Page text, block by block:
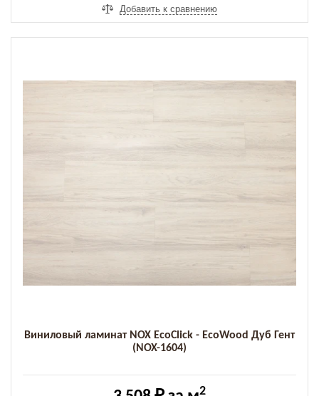
Добавить к сравнению
Виниловый ламинат NOX EcoClick - EcoWood Дуб Гент
(NOX-1604)
2